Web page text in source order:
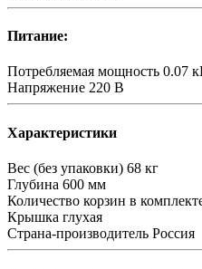
Питание:
Потребляемая мощность 0.07
Напряжение 220 В
Характеристики
Вес (без упаковки) 68 кг
Глубина 600 мм
Количество корзин в
Крышка глухая
Страна-производитель Россия